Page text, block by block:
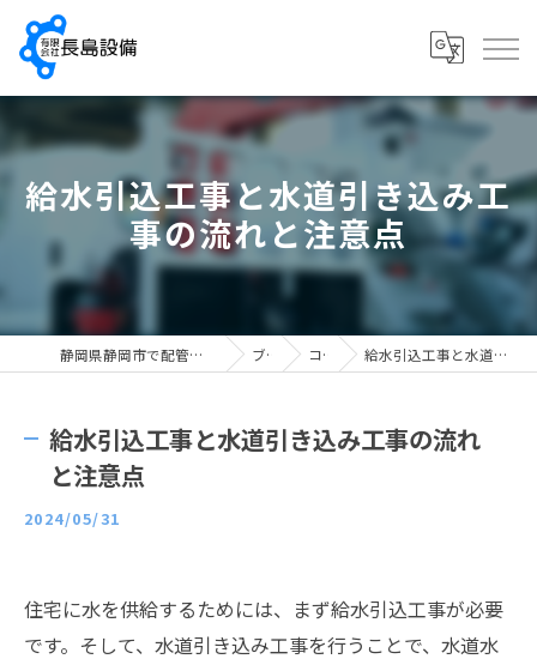
給水引込工事と水道引き込み工
事の流れと注意点
静岡県静岡市で配管工の求人なら有限会社長島設備 ブログ コラム 給水引込工事と水道引き込み工事の流れと注意点
給水引込工事と水道引き込み工事の流れ
と注意点
2024/05/31
住宅に水を供給するためには、まず給水引込工事が必要
です。そして、水道引き込み工事を行うことで、水道水